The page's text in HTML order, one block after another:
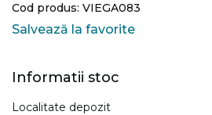
Cod produs: VIEGA083
Salvează la favorite
Informatii stoc
Localitate depozit